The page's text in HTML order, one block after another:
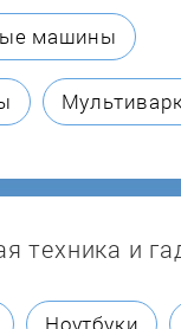
Cata
машины
техника и
Ноутбуки